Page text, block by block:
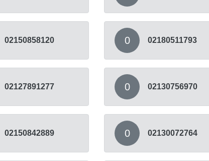
02150858120 0 02180511793
02127891277 0 02130756970
02150842889 0 02130072764